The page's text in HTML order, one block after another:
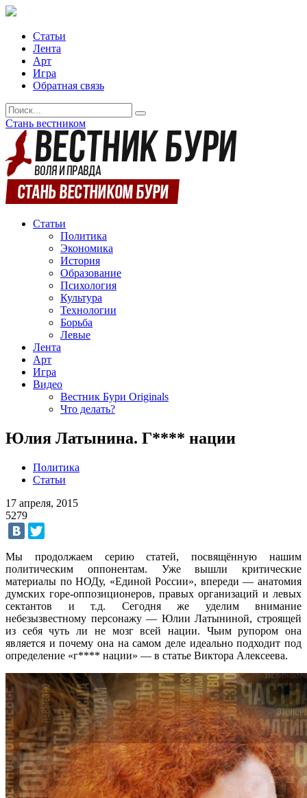
Статьи
Лента
Арт
Игра
Обратная связь
Стань вестником
Статьи
Политика
Экономика
История
Образование
Психология
Культура
Технологии
Борьба
Левые
Лента
Арт
Игра
Видео
Вестник Бури Originals
Что делать?
Юлия Латынина. Г**** нации
Политика
Статьи
17 апреля, 2015
5279
Мы продолжаем серию статей, посвящённую нашим
политическим оппонентам. Уже вышли критические
материалы по НОДу, «Единой России», впереди — анатомия
думских горе-оппозиционеров, правых организаций и левых
сектантов и т.д. Сегодня же уделим внимание
небезызвестному персонажу — Юлии Латыниной, строящей
из себя чуть ли не мозг всей нации. Чьим рупором она
является и почему она на самом деле идеально подходит под
определение «г**** нации» — в статье Виктора Алексеева.